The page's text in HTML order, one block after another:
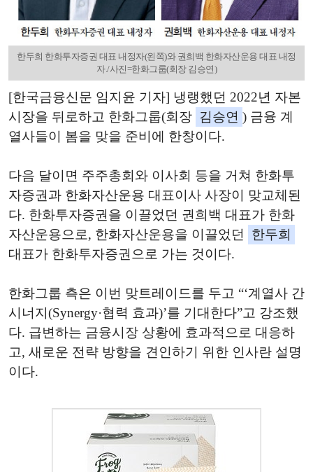
한두희 한화투자증권 대표 내정자(왼쪽)와 권희백 한화자산운용 대표 내정
자./사진=한화그룹(회장 김승연)
[한국금융신문 임지윤 기자] 냉랭했던 2022년 자본
시장을 뒤로하고 한화그룹(회장 김승연 ) 금융 계
열사들이 봄을 맞을 준비에 한창이다.
다음 달이면 주주총회와 이사회 등을 거쳐 한화투
자증권과 한화자산운용 대표이사 사장이 맞교체된
다. 한화투자증권을 이끌었던 권희백 대표가 한화
자산운용으로, 한화자산운용을 이끌었던
한두희
대표가 한화투자증권으로 가는 것이다.
한화그룹 측은 이번 맞트레이드를 두고 “‘계열사 간
시너지(Synergy·협력 효과)’를 기대한다”고 강조했
다. 급변하는 금융시장 상황에 효과적으로 대응하
고, 새로운 전략 방향을 견인하기 위한 인사란 설명
이다.